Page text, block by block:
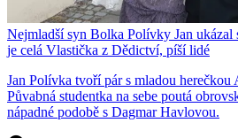
Nejmladší syn Bolka Polívky Jan
je celá Vlastička z Dědictví, píší lidé
Jan Polívka tvoří pár s mladou herečkou
Půvabná studentka na sebe poutá
nápadné podobě s Dagmar Havlovou.